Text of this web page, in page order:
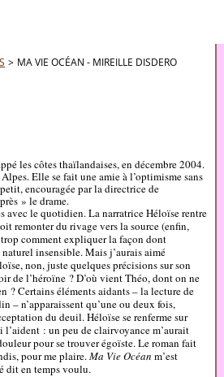
> MA VIE OCÉAN - MIREILLE DISDERO
les côtes thaïlandaises, en décembre 2004.
Elle se fait une amie à l’optimisme sans
encouragée par la directrice de
» le drame.
avec le quotidien. La narratrice Héloïse rentre
remonter du rivage vers la source (enfin,
comment expliquer la façon dont
insensible. Mais j’aurais aimé
non, juste quelques précisions sur son
de l’héroïne ? D’où vient Théo, dont on ne
? Certains éléments aidants – la lecture de
– n’apparaissent qu’une ou deux fois,
du deuil. Héloïse se renferme sur
: un peu de clairvoyance m’aurait
pour se trouver égoïste. Le roman fait
pour me plaire.Ma Vie Océan m’est
dit en temps voulu.